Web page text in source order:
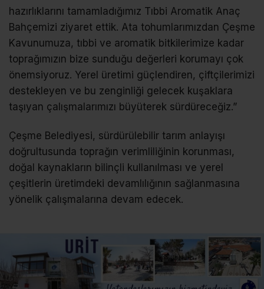
hazırlıklarını tamamladığımız Tıbbi Aromatik Anaç
Bahçemizi ziyaret ettik. Ata tohumlarımızdan Çeşme
Kavunumuza, tıbbi ve aromatik bitkilerimize kadar
toprağımızın bize sunduğu değerleri korumayı çok
önemsiyoruz. Yerel üretimi güçlendiren, çiftçilerimizi
destekleyen ve bu zenginliği gelecek kuşaklara
taşıyan çalışmalarımızı büyüterek sürdüreceğiz.”
Çeşme Belediyesi, sürdürülebilir tarım anlayışı
doğrultusunda toprağın verimliliğinin korunması,
doğal kaynakların bilinçli kullanılması ve yerel
çeşitlerin üretimdeki devamlılığının sağlanmasına
yönelik çalışmalarına devam edecek.